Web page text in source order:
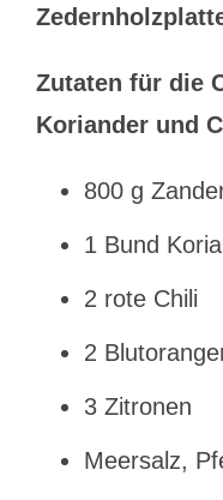
Zutaten für die
Koriander und
800 g
1 Bund
2 rote Chili
2
3 Zitronen
Meersalz,